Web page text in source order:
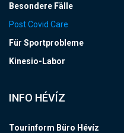
Besondere Fälle
Post Covid Care
Für Sportprobleme
Kinesio-Labor
INFO HÉVÍZ
Tourinform Büro Hévíz